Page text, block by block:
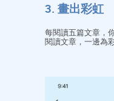
3. 畫出彩虹
每閱讀五篇文章，
閱讀文章，一邊為